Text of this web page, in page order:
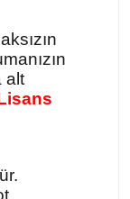
alt